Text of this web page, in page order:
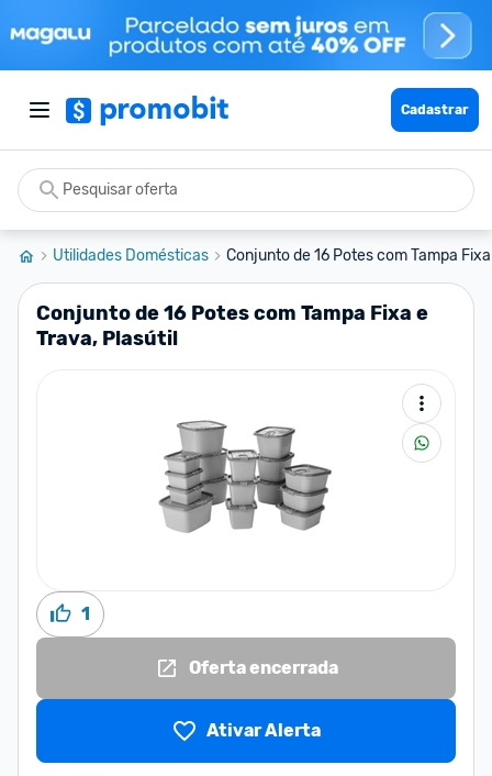
Cadastrar
Utilidades Domésticas Conjunto de 16 Potes com Tampa
Conjunto de 16 Potes com Tampa Fixa e
Trava, Plasútil
1
Oferta encerrada
Ativar Alerta